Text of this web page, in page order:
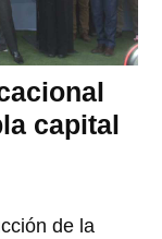
capital
de la